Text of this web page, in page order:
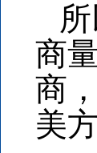
商
商
美